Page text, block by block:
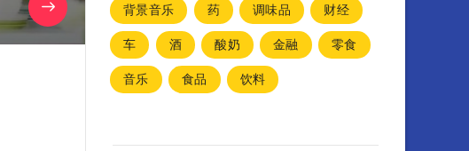
背景音乐
药 调味品
财经
车
酒 酸奶 金融
零食
音乐
食品 饮料